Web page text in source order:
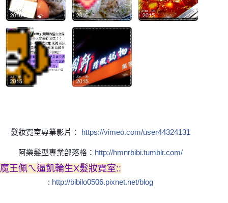
髮妝霓室專業影片： https://vimeo.com/user44324131
阿樂髮型專業部落格： http://hmnrbibi.tumblr.com/
魔王佩ㄟ逼飢輪生X髮妝霓室::
: http://bibilo0506.pixnet.net/blog